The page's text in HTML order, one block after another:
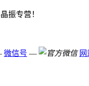
振专营！
微信号 —